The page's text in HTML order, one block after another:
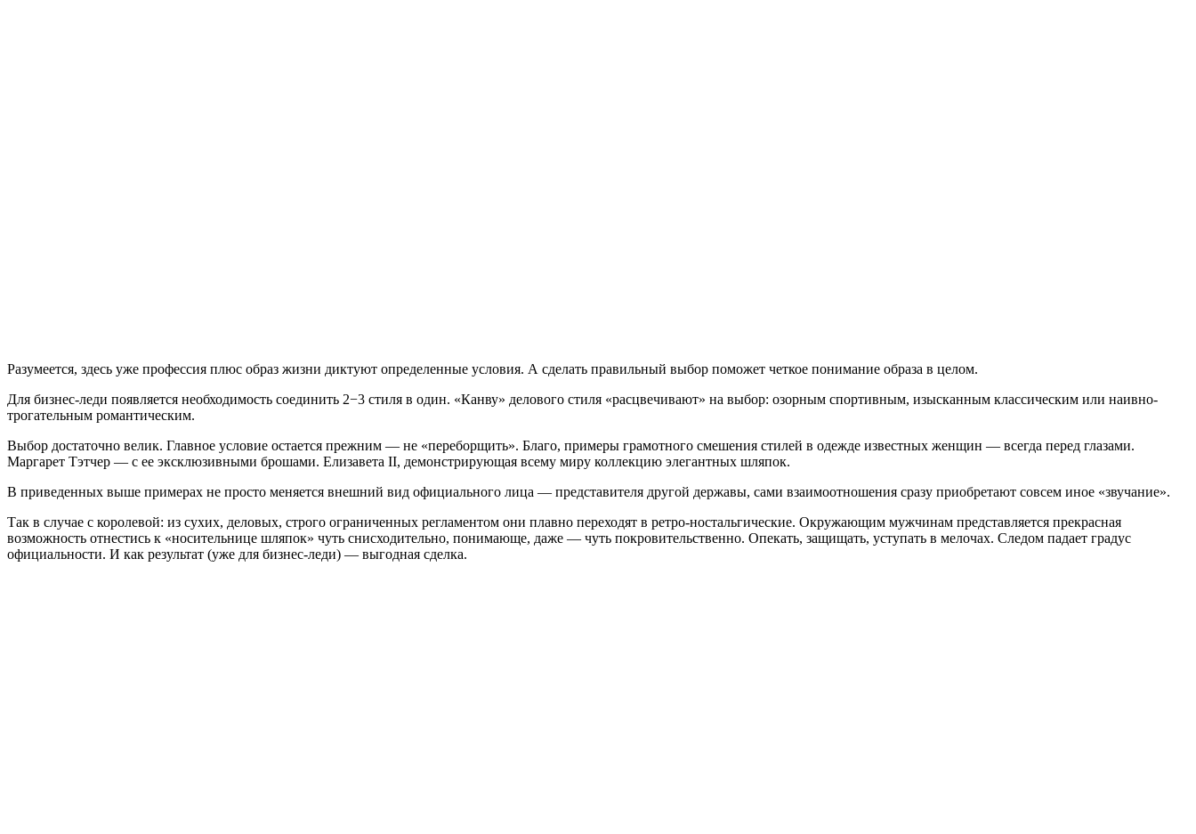
Разумеется, здесь уже профессия плюс образ жизни диктуют определенные условия. А сделать правильный выбор поможет четкое понимание образа в целом.
Для бизнес-леди появляется необходимость соединить 2−3 стиля в один. «Канву» делового стиля «расцвечивают» на выбор: озорным спортивным, изысканным классическим или наивно-
трогательным романтическим.
Выбор достаточно велик. Главное условие остается прежним — не «переборщить». Благо, примеры грамотного смешения стилей в одежде известных женщин — всегда перед глазами.
Маргарет Тэтчер — с ее эксклюзивными брошами. Елизавета II, демонстрирующая всему миру коллекцию элегантных шляпок.
В приведенных выше примерах не просто меняется внешний вид официального лица — представителя другой державы, сами взаимоотношения сразу приобретают совсем иное «звучание».
Так в случае с королевой: из сухих, деловых, строго ограниченных регламентом они плавно переходят в ретро-ностальгические. Окружающим мужчинам представляется прекрасная
возможность отнестись к «носительнице шляпок» чуть снисходительно, понимающе, даже — чуть покровительственно. Опекать, защищать, уступать в мелочах. Следом падает градус
официальности. И как результат (уже для бизнес-леди) — выгодная сделка.